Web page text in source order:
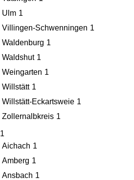
Ulm 1
Villingen-Schwenningen 1
Waldenburg 1
Waldshut 1
Weingarten 1
Willstätt 1
Willstätt-Eckartsweie 1
Zollernalbkreis 1
1
Aichach 1
Amberg 1
Ansbach 1